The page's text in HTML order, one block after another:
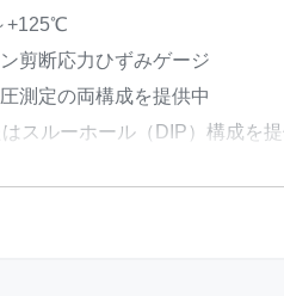
+125℃
剪断応力ひずみゲージ
測定の両構成を提供中
スルーホール（DIP）構成を